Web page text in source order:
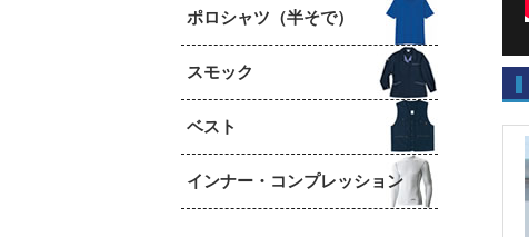
ポロシャツ（半そで）
スモック
ベスト
インナー・コンプレッション